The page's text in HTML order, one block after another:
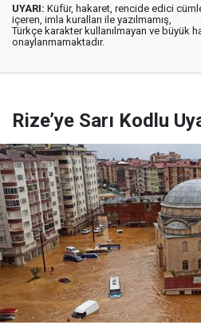
UYARI: Küfür, hakaret, rencide edici
içeren, imla kuralları ile yazılmamış,
Türkçe karakter kullanılmayan ve büyük
onaylanmamaktadır.
Rize’ye Sarı Kodlu